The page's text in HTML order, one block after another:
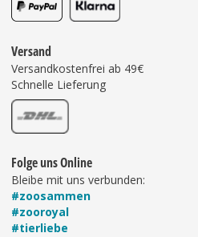
Versand
Versandkostenfrei ab 49€
Schnelle Lieferung
Folge uns Online
Bleibe mit uns verbunden:
#zoosammen
#zooroyal
#tierliebe